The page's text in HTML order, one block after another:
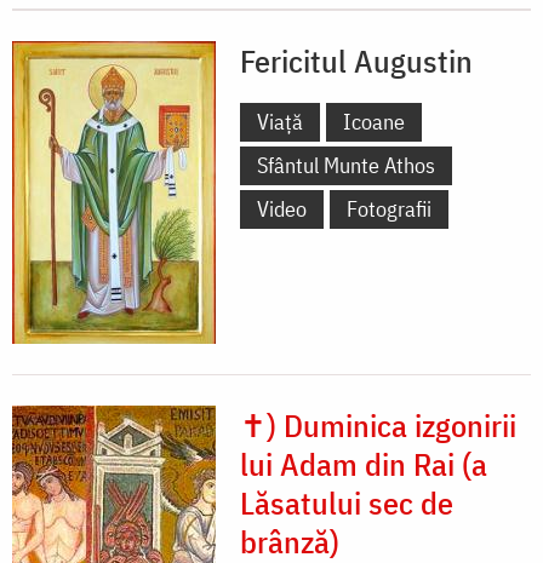
Fericitul Augustin
Viață
Icoane
Sfântul Munte Athos
Video
Fotografii
✝) Duminica izgonirii
lui Adam din Rai (a
Lăsatului sec de
brânză)